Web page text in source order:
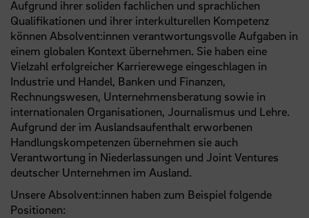
Aufgrund ihrer soliden fachlichen und sprachlichen
Qualifikationen und ihrer interkulturellen Kompetenz
können Absolvent:innen verantwortungsvolle Aufgaben in
einem globalen Kontext übernehmen. Sie haben eine
Vielzahl erfolgreicher Karrierewege eingeschlagen in
Industrie und Handel, Banken und Finanzen,
Rechnungswesen, Unternehmensberatung sowie in
internationalen Organisationen, Journalismus und Lehre.
Aufgrund der im Auslandsaufenthalt erworbenen
Handlungskompetenzen übernehmen sie auch
Verantwortung in Niederlassungen und Joint Ventures
deutscher Unternehmen im Ausland.
Unsere Absolvent:innen haben zum Beispiel folgende
Positionen: